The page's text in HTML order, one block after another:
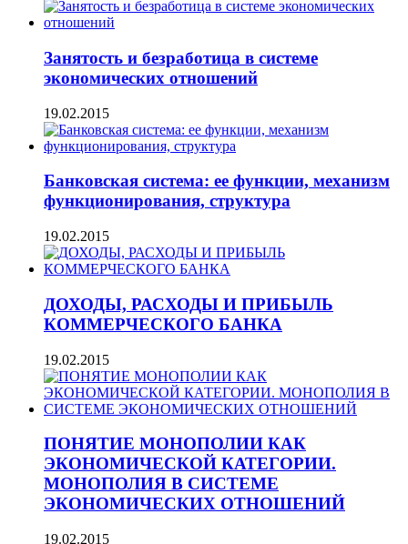
Занятость и безработица в системе
экономических отношений
19.02.2015
Банковская система: ее функции, механизм
функционирования, структура
19.02.2015
ДОХОДЫ, РАСХОДЫ И ПРИБЫЛЬ
КОММЕРЧЕСКОГО БАНКА
19.02.2015
ПОНЯТИЕ МОНОПОЛИИ КАК
ЭКОНОМИЧЕСКОЙ КАТЕГОРИИ.
МОНОПОЛИЯ В СИСТЕМЕ
ЭКОНОМИЧЕСКИХ ОТНОШЕНИЙ
19.02.2015